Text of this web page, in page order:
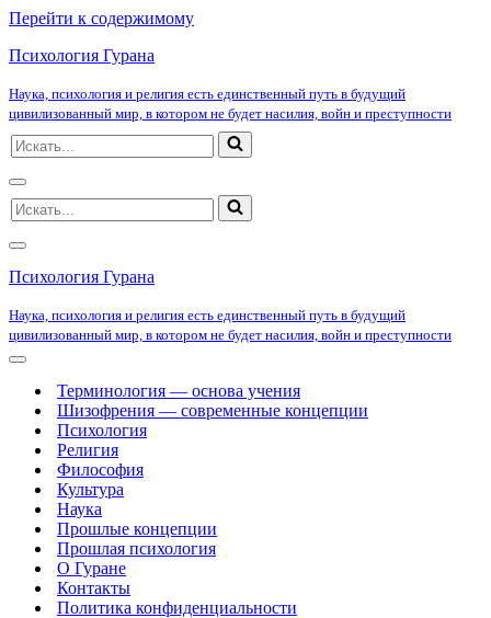
Перейти к содержимому
Психология Гурана
Наука, психология и религия есть единственный путь в будущий
цивилизованный мир, в котором не будет насилия, войн и преступности
Искать...
Меню
навигации
Искать...
Меню
навигации
Психология Гурана
Наука, психология и религия есть единственный путь в будущий
цивилизованный мир, в котором не будет насилия, войн и преступности
Меню
навигацииТерминология — основа учения
Шизофрения — современные концепции
Психология
Религия
Философия
Культура
Наука
Прошлые концепции
Прошлая психология
О Гуране
Контакты
Политика конфиденциальности